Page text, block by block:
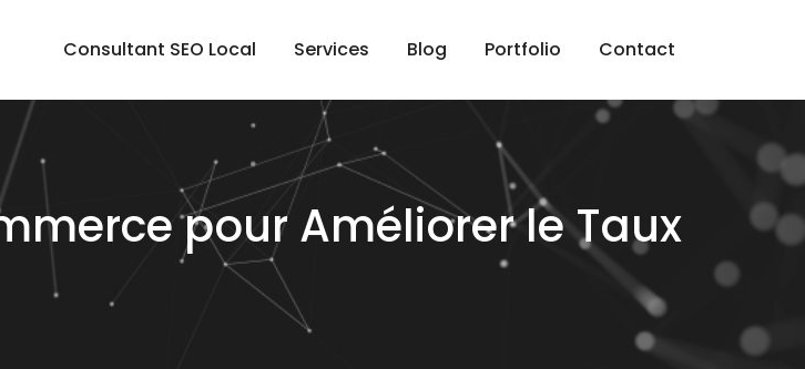
Consultant SEO Local Services Blog Portfolio Contact
pour Améliorer le Taux